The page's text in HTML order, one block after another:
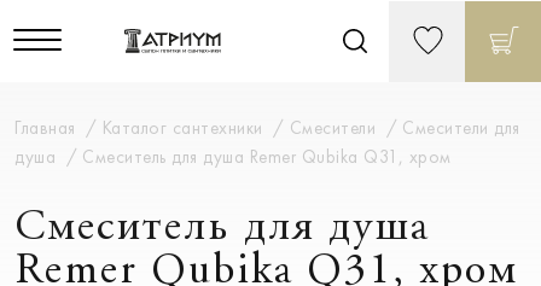
Главная Каталог сантехники Смесители
Смесители для
душа
Смеситель для душа Remer Qubika Q31, хром
Смеситель для душа
Remer Qubika Q31, хром